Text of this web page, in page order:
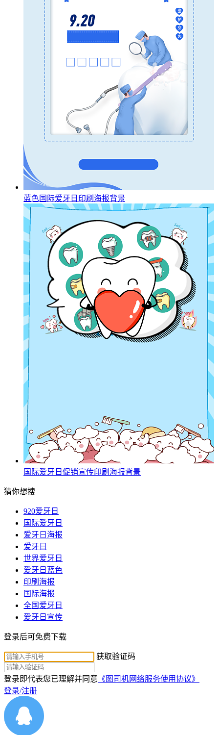
蓝色国际爱牙日印刷海报背景
国际爱牙日促销宣传印刷海报背景
猜你想搜
920爱牙日
国际爱牙日
爱牙日海报
爱牙日
世界爱牙日
爱牙日蓝色
印刷海报
国际海报
全国爱牙日
爱牙日宣传
登录后可免费下载
获取验证码
登录即代表您已理解并同意 《图司机网络服务使用协议》
登录/注册